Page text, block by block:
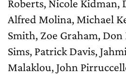
Roberts, Nicole Kidman,
Alfred Molina, Michael
Smith, Zoe Graham,
Sims, Patrick Davis,
Malaklou, John